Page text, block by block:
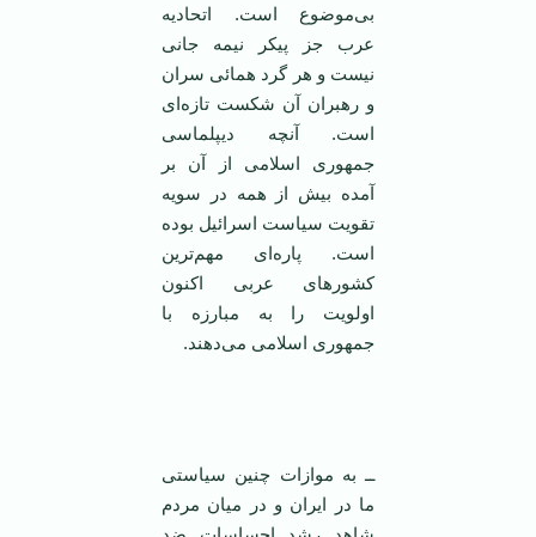
بی‌موضوع است. اتحادیه
عرب جز پیکر نیمه جانی
نیست و هر گرد همائی سران
و رهبران آن شکست تازه‌ای
است. آنچه دیپلماسی
جمهوری اسلامی‌ از آن بر
آمده بیش از همه در سویه
تقویت سیاست اسرائیل بوده
است. پاره‌ای مهم‌ترین
کشور‌های عربی اکنون
اولویت را به مبارزه با
جمهوری اسلامی ‌می‌دهند.
ــ به موازات چنین سیاستی
ما در ایران و در میان مردم